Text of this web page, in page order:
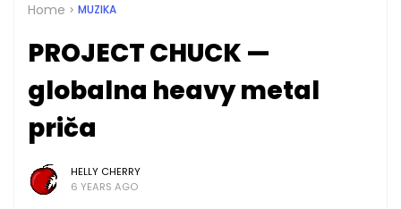
Home MUZIKA
PROJECT CHUCK —
globalna heavy metal
priča
HELLY CHERRY
6 YEARS AGO